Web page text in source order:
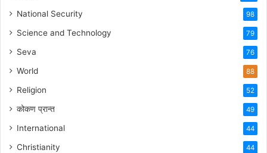
National Security 98
Science and Technology 79
Seva 76
World 88
Religion 52
कोकण प्रान्त 49
International 44
Christianity 44